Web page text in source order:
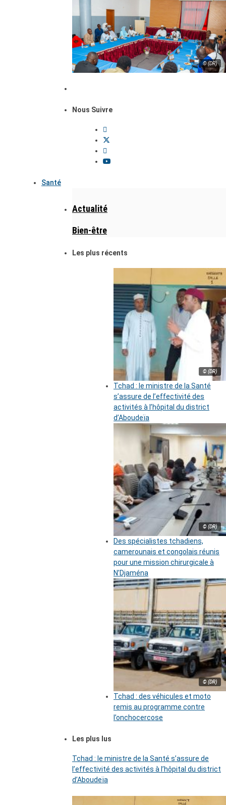
© (DR)
Nous Suivre
Santé
Actualité
Bien-être
Les plus récents
© (DR)
Tchad : le ministre de la Santé
s’assure de l’effectivité des
activités à l’hôpital du district
d’Aboudeïa
© (DR)
Des spécialistes tchadiens,
camerounais et congolais réunis
pour une mission chirurgicale à
N’Djaména
© (DR)
Tchad : des véhicules et moto
remis au programme contre
l’onchocercose
Les plus lus
Tchad : le ministre de la Santé s’assure de
l’effectivité des activités à l’hôpital du district
d’Aboudeïa